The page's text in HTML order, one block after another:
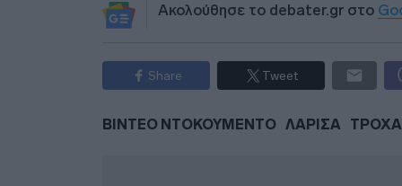
Ακολούθησε το debater.gr στο
Share Tweet
ΒΙΝΤΕΟ ΝΤΟΚΟΥΜΕΝΤΟ ΛΑΡΙΣΑ